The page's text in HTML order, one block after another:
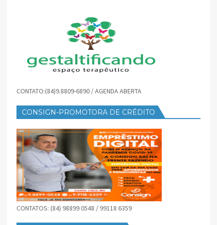
CONTATO:(84)9.8809-6890 / AGENDA ABERTA
CONSIGN-PROMOTORA DE CRÉDITO
CONTATOS: (84) 98899 0548 / 99118 6359